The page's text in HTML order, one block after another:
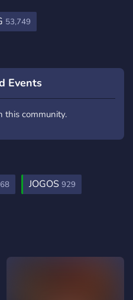
53,749
Events
this community.
JOGOS 929